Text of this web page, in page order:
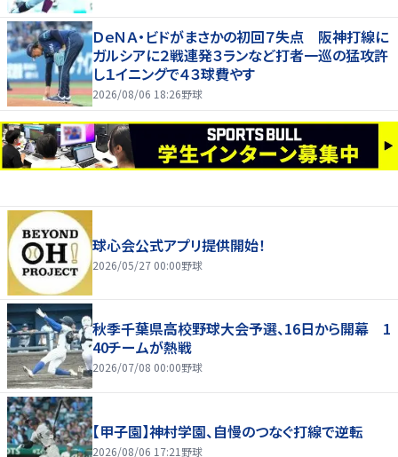
ＤｅＮＡ・ビドがまさかの初回７失点 阪神打線に
ガルシアに２戦連発３ランなど打者一巡の猛攻許
し１イニングで４３球費やす
2026/08/06 18:26野球
球心会公式アプリ提供開始！
2026/05/27 00:00野球
秋季千葉県高校野球大会予選、16日から開幕 1
40チームが熱戦
2026/07/08 00:00野球
【甲子園】神村学園、自慢のつなぐ打線で逆転
2026/08/06 17:21 野球